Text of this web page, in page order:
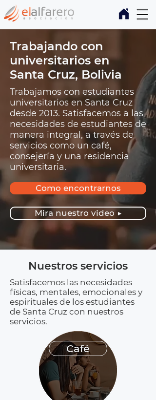
Trabajando con
universitarios en
Santa Cruz, Bolivia
Trabajamos con estudiantes
universitarios en Santa Cruz
desde 2013. Satisfacemos a las
necesidades de estudiantes de
manera integral, a través de
servicios como un café,
consejería y una residencia
universitaria.
Como encontrarnos
Mira nuestro video ▶
Nuestros servicios
Satisfacemos las necesidades
físicas, mentales, emocionales y
espirituales de los estudiantes
de Santa Cruz con nuestros
servicios.
Café